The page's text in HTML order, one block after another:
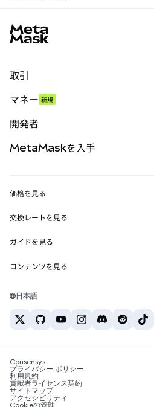
取引
パーペチュアル
RWA
マネー 新規
開発者
MetaMask Connect
Snaps
Web3サービス
MetaMaskを入手
セキュリティ
サポート
キャリア
お問い合わせ
価格を見る
イーサリアムの価格
Solanaの価格
Tetherの価格
交換レートを見る
ETH→USD
USDT→INR
BTC→INR
ETH→USDT
ガイドを見る
ETHの購入
USDTの購入
SHIBの購入
BNBの購入
コンテンツを見る
Solanaウォレット
税制関連ニュース
暗号資産の購入方法は？
ビットコインを売るには？
日本語
Consensys
プライバシー ポリシー
利用規約
貢献者ライセンス契約
サイトマップ
アクセシビリティ
Cookieの管理